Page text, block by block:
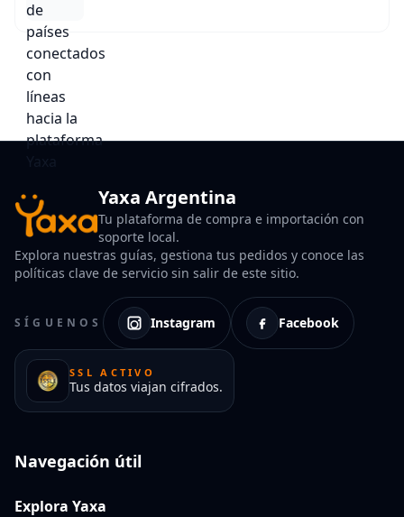
Yaxa Argentina
Tu plataforma de compra e importación con
soporte local.
Explora nuestras guías, gestiona tus pedidos y conoce las
políticas clave de servicio sin salir de este sitio.
SÍGUENOS Instagram Facebook
SSL ACTIVO
Tus datos viajan cifrados.
Navegación útil
Explora Yaxa